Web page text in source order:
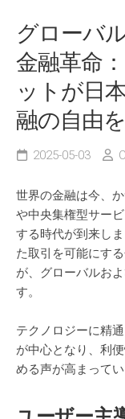
グローバ
金融革命
ットが日
融の自由
2025-05-03
世界の金融は今、
や中央集権型サー
する時代が到来し
た取引を可能にす
が、グローバルお
す。
テクノロジーに精
が中心となり、利
める声が高まってい